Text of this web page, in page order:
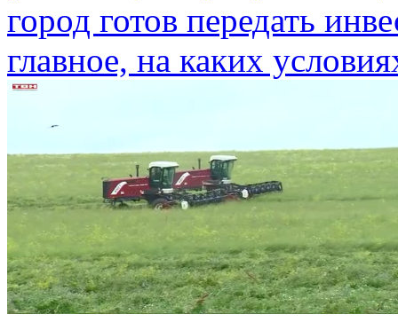
город готов передать
главное, на каких